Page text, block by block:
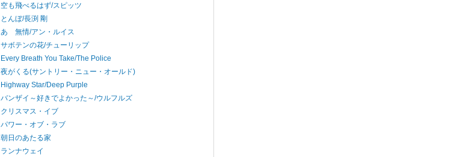
空も飛べるはず/スピッツ
とんぼ/長渕 剛
あゝ無情/アン・ルイス
サボテンの花/チューリップ
Every Breath You Take/The Police
夜がくる(サントリー・ニュー・オールド)
Highway Star/Deep Purple
バンザイ～好きでよかった～/ウルフルズ
クリスマス・イブ
パワー・オブ・ラブ
朝日のあたる家
ランナウェイ